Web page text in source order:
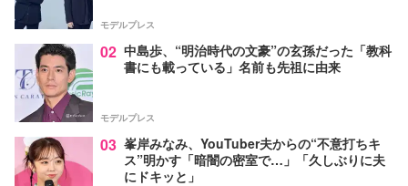
モデルプレス
02 中島歩、“明治時代の文豪”の玄孫だった「教科
書にも載っている」名前も先祖に由来
モデルプレス
03 峯岸みなみ、YouTuber夫からの“不意打ちキ
ス”明かす「暗闇の密室で…」「久しぶりに夫
にドキッと」